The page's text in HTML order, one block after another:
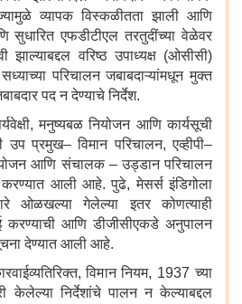
व्यापक विस्कळीतता झाली आणि
सुधारित एफडीटीएल तरतुदींच्या वेळेवर
वरिष्ठ उपाध्यक्ष (ओसीसी)
परिचालन जबाबदाऱ्यांमधून मुक्त
पद न देण्याचे निर्देश.
मनुष्यबळ नियोजन आणि कार्यसूची
उप प्रमुख– विमान परिचालन, एव्हीपी–
आणि संचालक – उड्डान परिचालन
करण्यात आली आहे. पुढे, मेसर्स इंडिगोला
ओळखल्या गेलेल्या इतर कोणत्याही
करण्याची आणि डीजीसीएकडे अनुपालन
देण्यात आली आहे.
विमान नियम, 1937 च्या
केलेल्या निर्देशांचे पालन न केल्याबद्दल